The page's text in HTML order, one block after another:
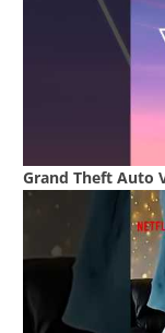
Grand Theft Auto